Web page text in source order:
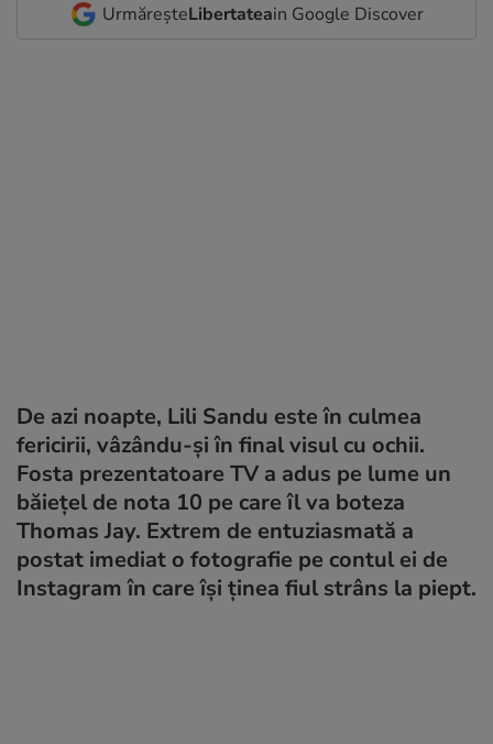
UrmăreșteLibertateain Google Discover
De azi noapte, Lili Sandu este în culmea
fericirii, vâzându-și în final visul cu ochii.
Fosta prezentatoare TV a adus pe lume un
băiețel de nota 10 pe care îl va boteza
Thomas Jay. Extrem de entuziasmată a
postat imediat o fotografie pe contul ei de
Instagram în care își ținea fiul strâns la piept.